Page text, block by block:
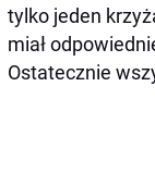
tylko jeden
miał
Ostatecznie